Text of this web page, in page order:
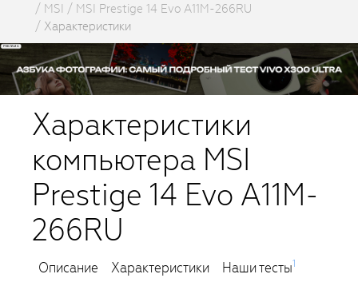
MSI
MSI Prestige 14 Evo A11M-266RU
Характеристики
Характеристики
компьютера MSI
Prestige 14 Evo A11M-
266RU
Описание Характеристики Наши тесты1